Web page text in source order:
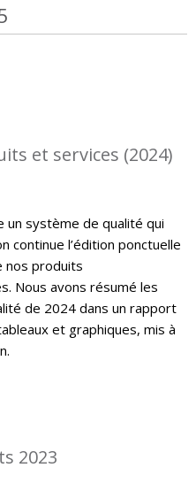
et services (2024)
un système de qualité qui
continue l’édition ponctuelle
nos produits
Nous avons résumé les
de 2024 dans un rapport
et graphiques, mis à
2023